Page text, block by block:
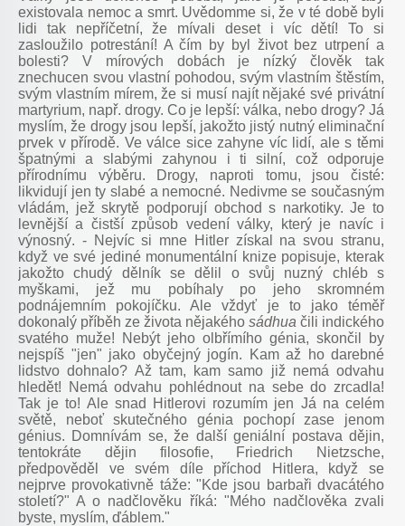
existovala nemoc a smrt. Uvědomme si, že v té době byli
lidi tak nepříčetní, že mívali deset i víc dětí! To si
zasloužilo potrestání! A čím by byl život bez utrpení a
bolesti? V mírových dobách je nízký člověk tak
znechucen svou vlastní pohodou, svým vlastním štěstím,
svým vlastním mírem, že si musí najít nějaké své privátní
martyrium, např. drogy. Co je lepší: válka, nebo drogy? Já
myslím, že drogy jsou lepší, jakožto jistý nutný eliminační
prvek v přírodě. Ve válce sice zahyne víc lidí, ale s těmi
špatnými a slabými zahynou i ti silní, což odporuje
přírodnímu výběru. Drogy, naproti tomu, jsou čisté:
likvidují jen ty slabé a nemocné. Nedivme se současným
vládám, jež skrytě podporují obchod s narkotiky. Je to
levnější a čistší způsob vedení války, který je navíc i
výnosný. - Nejvíc si mne Hitler získal na svou stranu,
když ve své jediné monumentální knize popisuje, kterak
jakožto chudý dělník se dělil o svůj nuzný chléb s
myškami, jež mu pobíhaly po jeho skromném
podnájemním pokojíčku. Ale vždyť je to jako téměř
dokonalý příběh ze života nějakého sádhua čili indického
svatého muže! Nebýt jeho olbřímího génia, skončil by
nejspíš "jen" jako obyčejný jogín. Kam až ho darebné
lidstvo dohnalo? Až tam, kam samo již nemá odvahu
hledět! Nemá odvahu pohlédnout na sebe do zrcadla!
Tak je to! Ale snad Hitlerovi rozumím jen Já na celém
světě, neboť skutečného génia pochopí zase jenom
génius. Domnívám se, že další geniální postava dějin,
tentokráte dějin filosofie, Friedrich Nietzsche,
předpověděl ve svém díle příchod Hitlera, když se
nejprve provokativně táže: "Kde jsou barbaři dvacátého
století?" A o nadčlověku říká: "Mého nadčlověka zvali
byste, myslím, ďáblem."